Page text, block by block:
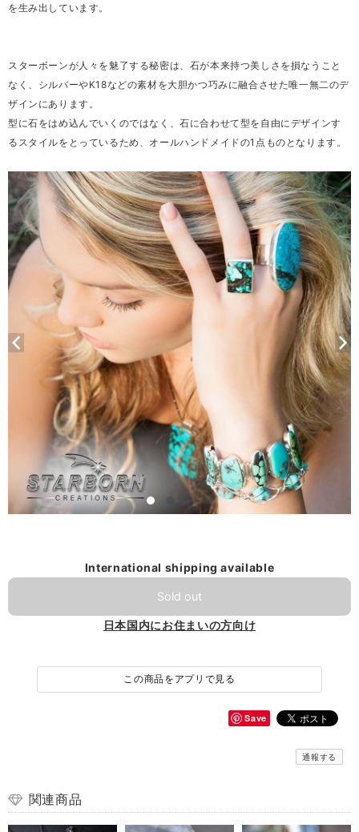
を生み出しています。
スターボーンが人々を魅了する秘密は、石が本来持つ美しさを損なうこと
なく、シルバーやK18などの素材を大胆かつ巧みに融合させた唯一無二のデ
ザインにあります。
型に石をはめ込んでいくのではなく、石に合わせて型を自由にデザインす
るスタイルをとっているため、オールハンドメイドの1点ものとなります。
International shipping available
Sold out
日本国内にお住まいの方向け
この商品をアプリで見る
Save
通報する
関連商品